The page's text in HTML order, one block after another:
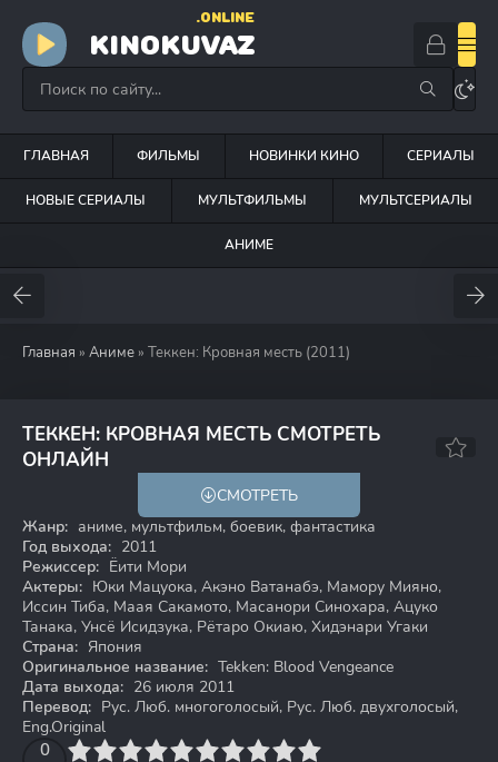
KINOKUVAZ
.ONLINE
ГЛАВНАЯ ФИЛЬМЫ НОВИНКИ КИНО СЕРИАЛЫ
НОВЫЕ СЕРИАЛЫ МУЛЬТФИЛЬМЫ МУЛЬТСЕРИАЛЫ
АНИМЕ
Главная » Аниме » Теккен: Кровная месть (2011)
ТЕККЕН: КРОВНАЯ МЕСТЬ СМОТРЕТЬ
ОНЛАЙН
СМОТРЕТЬ
Жанр: аниме, мультфильм, боевик, фантастика
Год выхода: 2011
Режиссер: Ёити Мори
Актеры: Юки Мацуока, Акэно Ватанабэ, Мамору Мияно,
Иссин Тиба, Маая Сакамото, Масанори Синохара, Ацуко
Танака, Унсё Исидзука, Рётаро Окиаю, Хидэнари Угаки
Страна: Япония
Оригинальное название: Tekken: Blood Vengeance
Дата выхода: 26 июля 2011
Перевод: Рус. Люб. многоголосый, Рус. Люб. двухголосый,
Eng.Original
0
4 6 7 8 9 10